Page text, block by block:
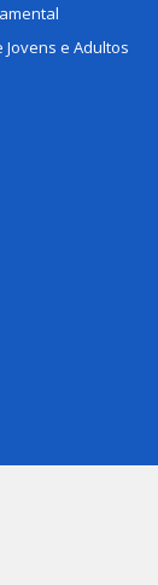
Jovens e Adultos